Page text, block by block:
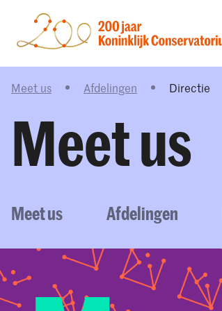
Meet us Afdelingen Directie
Meet us
Meet us Afdelingen